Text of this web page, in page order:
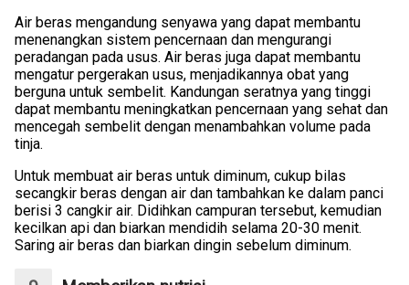
Air beras mengandung senyawa yang dapat membantu
menenangkan sistem pencernaan dan mengurangi
peradangan pada usus. Air beras juga dapat membantu
mengatur pergerakan usus, menjadikannya obat yang
berguna untuk sembelit. Kandungan seratnya yang tinggi
dapat membantu meningkatkan pencernaan yang sehat dan
mencegah sembelit dengan menambahkan volume pada
tinja.
Untuk membuat air beras untuk diminum, cukup bilas
secangkir beras dengan air dan tambahkan ke dalam panci
berisi 3 cangkir air. Didihkan campuran tersebut, kemudian
kecilkan api dan biarkan mendidih selama 20-30 menit.
Saring air beras dan biarkan dingin sebelum diminum.